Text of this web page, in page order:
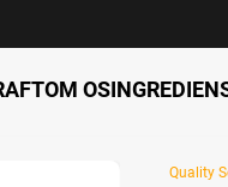
OM OS
Quality